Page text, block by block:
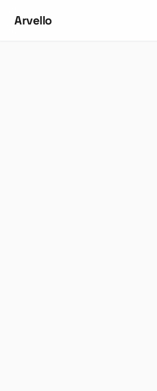
Arvello